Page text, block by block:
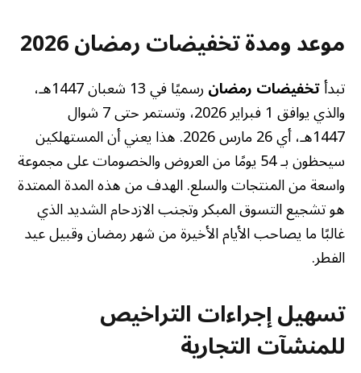
موعد ومدة تخفيضات رمضان 2026
تبدأتخفيضات رمضان رسميًا في 13 شعبان 1447هـ،
والذي يوافق 1 فبراير 2026، وتستمر حتى 7 شوال
1447هـ، أي 26 مارس 2026. هذا يعني أن المستهلكين
سيحظون بـ 54 يومًا من العروض والخصومات على مجموعة
واسعة من المنتجات والسلع. الهدف من هذه المدة الممتدة
هو تشجيع التسوق المبكر وتجنب الازدحام الشديد الذي
غالبًا ما يصاحب الأيام الأخيرة من شهر رمضان وقبيل عيد
الفطر.
تسهيل إجراءات التراخيص
للمنشآت التجارية